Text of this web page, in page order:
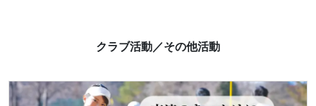
クラブ活動／その他活動